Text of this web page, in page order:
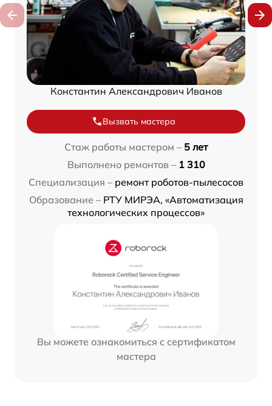
Константин Александрович Иванов
Вызвать мастера
Стаж работы мастером – 5 лет
Выполнено ремонтов – 1 310
Специализация – ремонт роботов-пылесосов
Образование – РТУ МИРЭА, «Автоматизация
технологических процессов»
Вы можете ознакомиться с сертификатом
мастера